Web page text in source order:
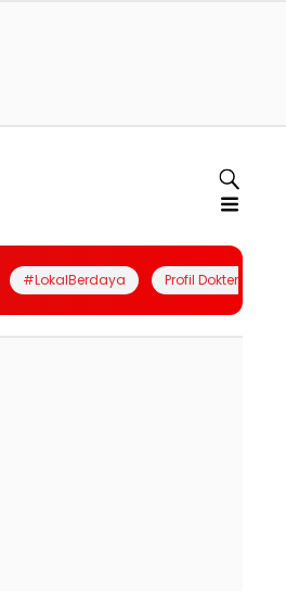
#LokalBerdaya Profil Dokter